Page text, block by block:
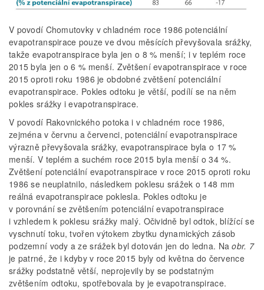
V povodí Chomutovky v chladném roce 1986 potenciální
evapotranspirace pouze ve dvou měsících převyšovala srážky,
takže evapotranspirace byla jen o 8 % menší; i v teplém roce
2015 byla jen o 6 % menší. Zvětšení evapotranspirace v roce
2015 oproti roku 1986 je obdobné zvětšení potenciální
evapotranspirace. Pokles odtoku je větší, podílí se na něm
pokles srážky i evapotranspirace.
V povodí Rakovnického potoka i v chladném roce 1986,
zejména v červnu a červenci, potenciální evapotranspirace
výrazně převyšovala srážky, evapotranspirace byla o 17 %
menší. V teplém a suchém roce 2015 byla menší o 34 %.
Zvětšení potenciální evapotranspirace v roce 2015 oproti roku
1986 se neuplatnilo, následkem poklesu srážek o 148 mm
reálná evapotranspirace poklesla. Pokles odtoku je
v porovnání se zvětšením potenciální evapotranspirace
i vzhledem k poklesu srážky malý. Očividně byl odtok, blížící se
vyschnutí toku, tvořen výtokem zbytku dynamických zásob
podzemní vody a ze srážek byl dotován jen do ledna. Naobr. 7
je patrné, že i kdyby v roce 2015 byly od května do července
srážky podstatně větší, neprojevily by se podstatným
zvětšením odtoku, spotřebovala by je evapotranspirace.